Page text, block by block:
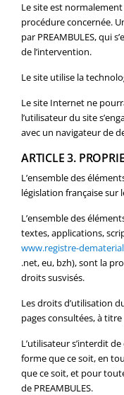
Le site est
procédure concernée.
par PREAMBULES, qui
de l’intervention.
Le site utilise la
Le site Internet ne
l’utilisateur du site
avec un navigateur de
ARTICLE 3.
L’ensemble des
législation française
L’ensemble des
textes, applications,
www.registre-
.net, eu, bzh), sont la
droits susvisés.
Les droits d’utilisation
pages consultées, à
L’utilisateur s’interdit
forme que ce soit, en
que ce soit, et pour
de PREAMBULES.